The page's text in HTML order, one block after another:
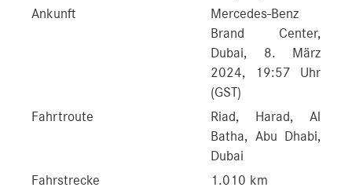
Ankunft
Mercedes-Benz
Brand Center,
Dubai, 8. März
2024, 19:57 Uhr
(GST)
Fahrtroute
Riad, Harad, Al
Batha, Abu Dhabi,
Dubai
Fahrstrecke
1.010 km